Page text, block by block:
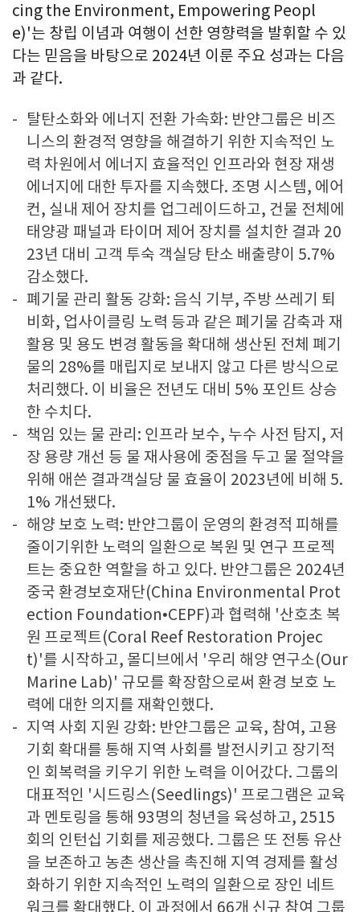
cing the Environment, Empowering Peopl
e)'는 창립 이념과 여행이 선한 영향력을 발휘할 수 있
다는 믿음을 바탕으로 2024년 이룬 주요 성과는 다음
과 같다.
탈탄소화와 에너지 전환 가속화: 반얀그룹은 비즈
니스의 환경적 영향을 해결하기 위한 지속적인 노
력 차원에서 에너지 효율적인 인프라와 현장 재생
에너지에 대한 투자를 지속했다. 조명 시스템, 에어
컨, 실내 제어 장치를 업그레이드하고, 건물 전체에
태양광 패널과 타이머 제어 장치를 설치한 결과 20
23년 대비 고객 투숙 객실당 탄소 배출량이 5.7%
감소했다.
폐기물 관리 활동 강화: 음식 기부, 주방 쓰레기 퇴
비화, 업사이클링 노력 등과 같은 폐기물 감축과 재
활용 및 용도 변경 활동을 확대해 생산된 전체 폐기
물의 28%를 매립지로 보내지 않고 다른 방식으로
처리했다. 이 비율은 전년도 대비 5% 포인트 상승
한 수치다.
책임 있는 물 관리: 인프라 보수, 누수 사전 탐지, 저
장 용량 개선 등 물 재사용에 중점을 두고 물 절약을
위해 애쓴 결과객실당 물 효율이 2023년에 비해 5.
1% 개선됐다.
해양 보호 노력: 반얀그룹이 운영의 환경적 피해를
줄이기위한 노력의 일환으로 복원 및 연구 프로젝
트는 중요한 역할을 하고 있다. 반얀그룹은 2024년
중국 환경보호재단(China Environmental Prot
ection Foundation•CEPF)과 협력해 '산호초 복
원 프로젝트(Coral Reef Restoration Projec
t)'를 시작하고, 몰디브에서 '우리 해양 연구소(Our
Marine Lab)' 규모를 확장함으로써 환경 보호 노
력에 대한 의지를 재확인했다.
지역 사회 지원 강화: 반얀그룹은 교육, 참여, 고용
기회 확대를 통해 지역 사회를 발전시키고 장기적
인 회복력을 키우기 위한 노력을 이어갔다. 그룹의
대표적인 '시드링스(Seedlings)' 프로그램은 교육
과 멘토링을 통해 93명의 청년을 육성하고, 2515
회의 인턴십 기회를 제공했다. 그룹은 또 전통 유산
을 보존하고 농촌 생산을 촉진해 지역 경제를 활성
화하기 위한 지속적인 노력의 일환으로 장인 네트
워크를 확대했다. 이 과정에서 66개 신규 참여 그룹